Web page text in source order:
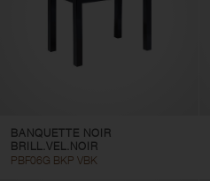
BANQUETTE NOIR
BRILL.VEL.NOIR
PBF06G BKP VBK